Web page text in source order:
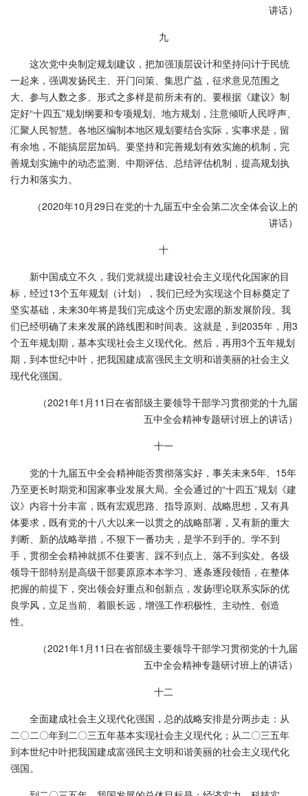
讲话）
九
这次党中央制定规划建议，把加强顶层设计和坚持问计于民统
一起来，强调发扬民主、开门问策、集思广益，征求意见范围之
大、参与人数之多、形式之多样是前所未有的。要根据《建议》制
定好“十四五”规划纲要和专项规划、地方规划，注意倾听人民呼声、
汇聚人民智慧。各地区编制本地区规划要结合实际，实事求是，留
有余地，不能搞层层加码。要坚持和完善规划有效实施的机制，完
善规划实施中的动态监测、中期评估、总结评估机制，提高规划执
行力和落实力。
（2020年10月29日在党的十九届五中全会第二次全体会议上的
讲话）
十
新中国成立不久，我们党就提出建设社会主义现代化国家的目
标，经过13个五年规划（计划），我们已经为实现这个目标奠定了
坚实基础，未来30年将是我们完成这个历史宏愿的新发展阶段。我
们已经明确了未来发展的路线图和时间表。这就是，到2035年，用3
个五年规划期，基本实现社会主义现代化。然后，再用3个五年规划
期，到本世纪中叶，把我国建成富强民主文明和谐美丽的社会主义
现代化强国。
（2021年1月11日在省部级主要领导干部学习贯彻党的十九届
五中全会精神专题研讨班上的讲话）
十一
党的十九届五中全会精神能否贯彻落实好，事关未来5年、15年
乃至更长时期党和国家事业发展大局。全会通过的“十四五”规划《建
议》内容十分丰富，既有宏观思路、指导原则、战略思想，又有具
体要求，既有党的十八大以来一以贯之的战略部署，又有新的重大
判断、新的战略举措，不狠下一番功夫，是学不到手的。学不到
手，贯彻全会精神就抓不住要害、踩不到点上、落不到实处。各级
领导干部特别是高级干部要原原本本学习、逐条逐段领悟，在整体
把握的前提下，突出领会好重点和创新点，发扬理论联系实际的优
良学风，立足当前、着眼长远，增强工作积极性、主动性、创造
性。
（2021年1月11日在省部级主要领导干部学习贯彻党的十九届
五中全会精神专题研讨班上的讲话）
十二
全面建成社会主义现代化强国，总的战略安排是分两步走：从
二〇二〇年到二〇三五年基本实现社会主义现代化；从二〇三五年
到本世纪中叶把我国建成富强民主文明和谐美丽的社会主义现代化
强国。